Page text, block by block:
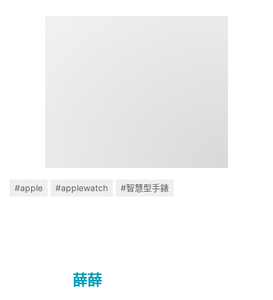
#apple #applewatch #智慧型手錶
薛薛